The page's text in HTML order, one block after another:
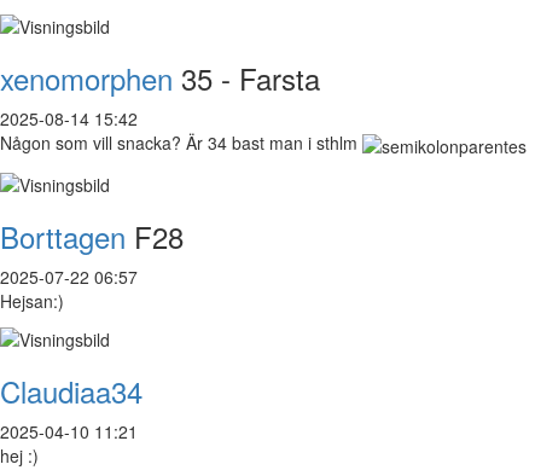
xenomorphen 35 - Farsta
2025-08-14 15:42
Någon som vill snacka? Är 34 bast man i sthlm
Borttagen F28
2025-07-22 06:57
Hejsan:)
Claudiaa34
2025-04-10 11:21
hej :)